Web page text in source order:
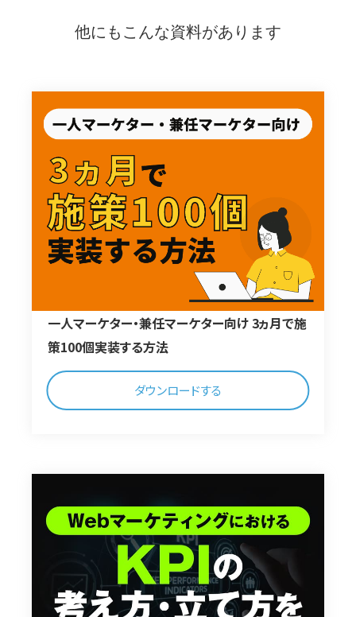
他にもこんな資料があります
一人マーケター・兼任マーケター向け 3ヵ月で施
策100個実装する方法
ダウンロードする